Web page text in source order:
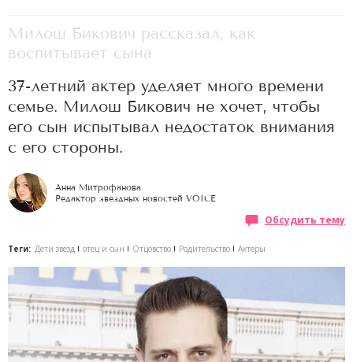
Милош Бикович рассказал, как
воспитывает сына
37-летний актер уделяет много времени
семье. Милош Бикович не хочет, чтобы
его сын испытывал недостаток внимания
с его стороны.
Анна Митрофанова
Редактор звездных новостей VOICE
Обсудить тему
Теги: Дети звезд отец и сын Отцовство Родительство Актеры